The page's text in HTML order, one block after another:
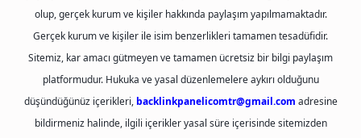
olup, gerçek kurum ve kişiler hakkında paylaşım yapılmamaktadır.
Gerçek kurum ve kişiler ile isim benzerlikleri tamamen tesadüfidir.
Sitemiz, kar amacı gütmeyen ve tamamen ücretsiz bir bilgi paylaşım
platformudur. Hukuka ve yasal düzenlemelere aykırı olduğunu
düşündüğünüz içerikleri, backlinkpanelicomtr@gmail.com adresine
bildirmeniz halinde, ilgili içerikler yasal süre içerisinde sitemizden